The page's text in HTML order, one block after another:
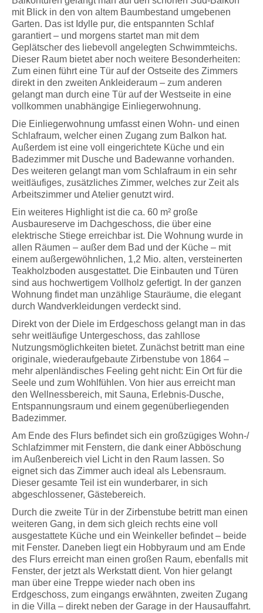
mit Blick in den von altem Baumbestand umgebenen
Garten. Das ist Idylle pur, die entspannten Schlaf
garantiert – und morgens startet man mit dem
Geplätscher des liebevoll angelegten Schwimmteichs.
Dieser Raum bietet aber noch weitere Besonderheiten:
Zum einen führt eine Tür auf der Ostseite des Zimmers
direkt in den zweiten Ankleideraum – zum anderen
gelangt man durch eine Tür auf der Westseite in eine
vollkommen unabhängige Einliegerwohnung.
Die Einliegerwohnung umfasst einen Wohn- und einen
Schlafraum, welcher einen Zugang zum Balkon hat.
Außerdem ist eine voll eingerichtete Küche und ein
Badezimmer mit Dusche und Badewanne vorhanden.
Des weiteren gelangt man vom Schlafraum in ein sehr
weitläufiges, zusätzliches Zimmer, welches zur Zeit als
Arbeitszimmer und Atelier genutzt wird.
Ein weiteres Highlight ist die ca. 60 m² große
Ausbaureserve im Dachgeschoss, die über eine
elektrische Stiege erreichbar ist. Die Wohnung wurde in
allen Räumen – außer dem Bad und der Küche – mit
einem außergewöhnlichen, 1,2 Mio. alten, versteinerten
Teakholzboden ausgestattet. Die Einbauten und Türen
sind aus hochwertigem Vollholz gefertigt. In der ganzen
Wohnung findet man unzählige Stauräume, die elegant
durch Wandverkleidungen verdeckt sind.
Direkt von der Diele im Erdgeschoss gelangt man in das
sehr weitläufige Untergeschoss, das zahllose
Nutzungsmöglichkeiten bietet. Zunächst betritt man eine
originale, wiederaufgebaute Zirbenstube von 1864 –
mehr alpenländisches Feeling geht nicht: Ein Ort für die
Seele und zum Wohlfühlen. Von hier aus erreicht man
den Wellnessbereich, mit Sauna, Erlebnis-Dusche,
Entspannungsraum und einem gegenüberliegenden
Badezimmer.
Am Ende des Flurs befindet sich ein großzügiges Wohn-/
Schlafzimmer mit Fenstern, die dank einer Abböschung
im Außenbereich viel Licht in den Raum lassen. So
eignet sich das Zimmer auch ideal als Lebensraum.
Dieser gesamte Teil ist ein wunderbarer, in sich
abgeschlossener, Gästebereich.
Durch die zweite Tür in der Zirbenstube betritt man einen
weiteren Gang, in dem sich gleich rechts eine voll
ausgestattete Küche und ein Weinkeller befindet – beide
mit Fenster. Daneben liegt ein Hobbyraum und am Ende
des Flurs erreicht man einen großen Raum, ebenfalls mit
Fenster, der jetzt als Werkstatt dient. Von hier gelangt
man über eine Treppe wieder nach oben ins
Erdgeschoss, zum eingangs erwähnten, zweiten Zugang
in die Villa – direkt neben der Garage in der Hausauffahrt.